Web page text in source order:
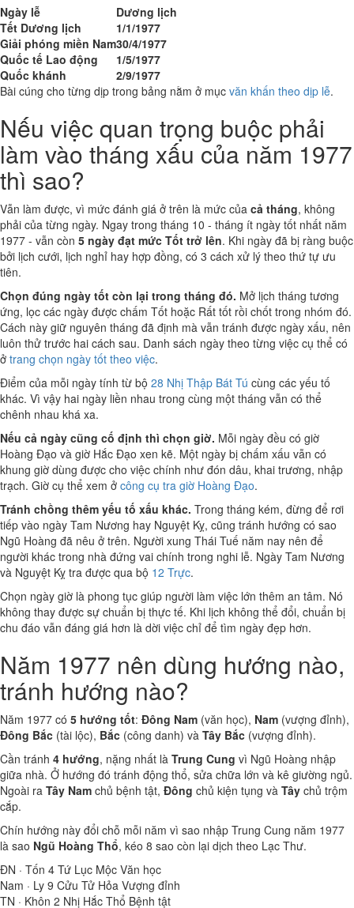
Ngày lễ
Dương lịch
Tết Dương lịch
1/1/1977
Giải phóng miền Nam30/4/1977
Quốc tế Lao động
1/5/1977
Quốc khánh
2/9/1977
Bài cúng cho từng dịp trong bảng nằm ở mục văn khấn theo dịp lễ.
Nếu việc quan trọng buộc phải
làm vào tháng xấu của năm 1977
thì sao?
Vẫn làm được, vì mức đánh giá ở trên là mức của cả tháng, không
phải của từng ngày. Ngay trong tháng 10 - tháng ít ngày tốt nhất năm
1977 - vẫn còn 5 ngày đạt mức Tốt trở lên. Khi ngày đã bị ràng buộc
bởi lịch cưới, lịch nghỉ hay hợp đồng, có 3 cách xử lý theo thứ tự ưu
tiên.
Chọn đúng ngày tốt còn lại trong tháng đó. Mở lịch tháng tương
ứng, lọc các ngày được chấm Tốt hoặc Rất tốt rồi chốt trong nhóm đó.
Cách này giữ nguyên tháng đã định mà vẫn tránh được ngày xấu, nên
luôn thử trước hai cách sau. Danh sách ngày theo từng việc cụ thể có
ở trang chọn ngày tốt theo việc.
Điểm của mỗi ngày tính từ bộ 28 Nhị Thập Bát Tú cùng các yếu tố
khác. Vì vậy hai ngày liền nhau trong cùng một tháng vẫn có thể
chênh nhau khá xa.
Nếu cả ngày cũng cố định thì chọn giờ. Mỗi ngày đều có giờ
Hoàng Đạo và giờ Hắc Đạo xen kẽ. Một ngày bị chấm xấu vẫn có
khung giờ dùng được cho việc chính như đón dâu, khai trương, nhập
trạch. Giờ cụ thể xem ở công cụ tra giờ Hoàng Đạo.
Tránh chồng thêm yếu tố xấu khác. Trong tháng kém, đừng để rơi
tiếp vào ngày Tam Nương hay Nguyệt Kỵ, cũng tránh hướng có sao
Ngũ Hoàng đã nêu ở trên. Người xung Thái Tuế năm nay nên để
người khác trong nhà đứng vai chính trong nghi lễ. Ngày Tam Nương
và Nguyệt Kỵ tra được qua bộ 12 Trực.
Chọn ngày giờ là phong tục giúp người làm việc lớn thêm an tâm. Nó
không thay được sự chuẩn bị thực tế. Khi lịch không thể đổi, chuẩn bị
chu đáo vẫn đáng giá hơn là dời việc chỉ để tìm ngày đẹp hơn.
Năm 1977 nên dùng hướng nào,
tránh hướng nào?
Năm 1977 có 5 hướng tốt: Đông Nam (văn học), Nam (vượng đỉnh),
Đông Bắc (tài lộc), Bắc (công danh) và Tây Bắc (vượng đỉnh).
Cần tránh 4 hướng, nặng nhất là Trung Cung vì Ngũ Hoàng nhập
giữa nhà. Ở hướng đó tránh động thổ, sửa chữa lớn và kê giường ngủ.
Ngoài ra Tây Nam chủ bệnh tật, Đông chủ kiện tụng và Tây chủ trộm
cắp.
Chín hướng này đổi chỗ mỗi năm vì sao nhập Trung Cung năm 1977
là sao Ngũ Hoàng Thổ, kéo 8 sao còn lại dịch theo Lạc Thư.
ĐN · Tốn 4 Tứ Lục Mộc Văn học
Nam · Ly 9 Cửu Tử Hỏa Vượng đỉnh
TN · Khôn 2 Nhị Hắc Thổ Bệnh tật